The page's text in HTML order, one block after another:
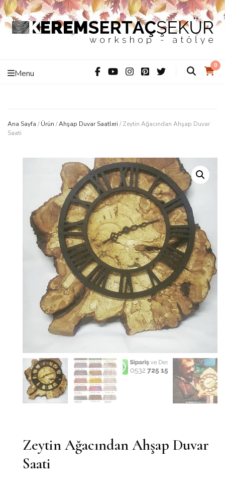
Kerem Sertaç
Workshop –
Atölye
Menu
0
Ana Sayfa / Ürün /Ahşap Duvar Saatleri / Zeytin Ağacından Ahşap Duvar
Saati
Zeytin Ağacından Ahşap Duvar
Saati